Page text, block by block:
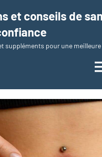
et conseils de
suppléments pour une